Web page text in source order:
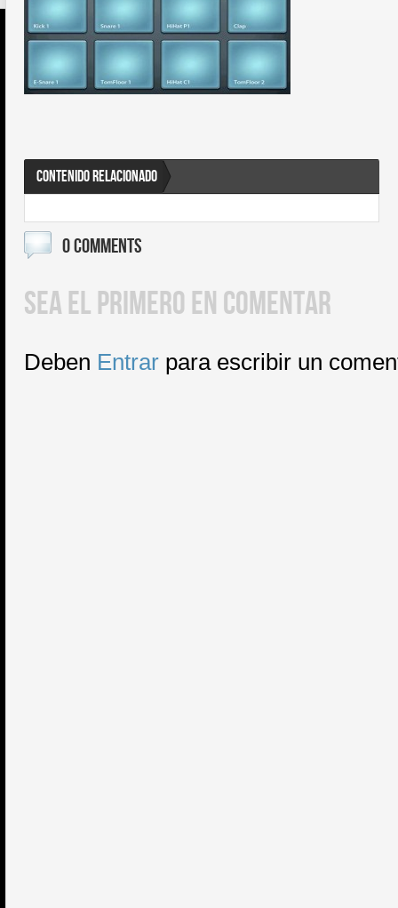
CONTENIDO RELACIONADO
0 COMMENTS
SEA EL PRIMERO EN COMENTAR
Deben Entrar para escribir un